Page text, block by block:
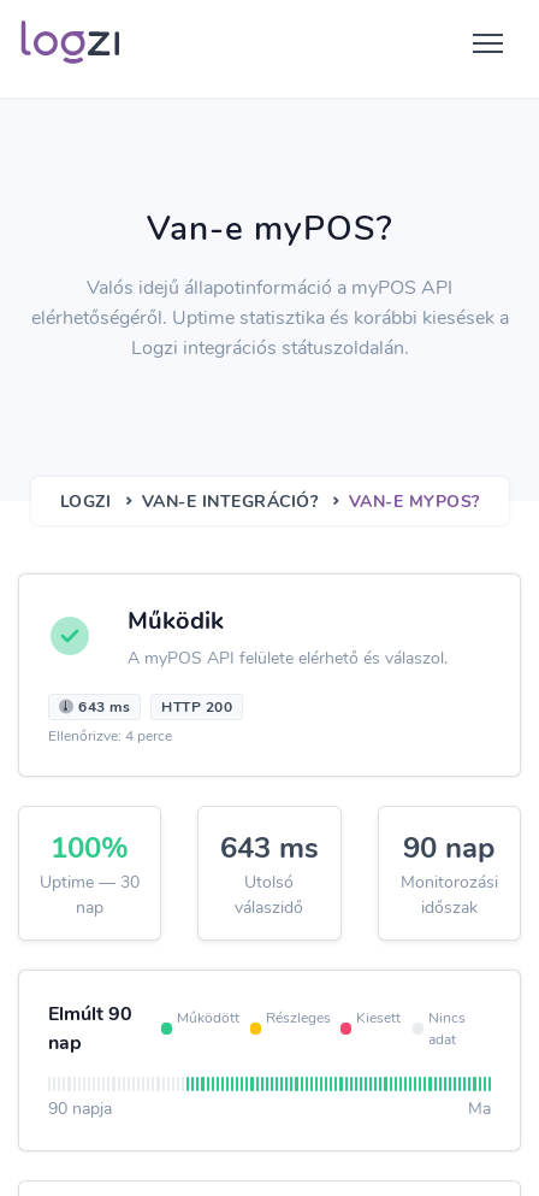
Van-e myPOS?
Valós idejű állapotinformáció a myPOS API
elérhetőségéről. Uptime statisztika és korábbi kiesések a
Logzi integrációs státuszoldalán.
LOGZI VAN-E INTEGRÁCIÓ? VAN-E MYPOS?
Működik
A myPOS API felülete elérhető és válaszol.
643 ms HTTP 200
Ellenőrizve: 4 perce
100%
Uptime — 30
nap
643 ms
Utolsó
válaszidő
90 nap
Monitorozási
időszak
Elmúlt 90
nap
Működött Részleges Kiesett
Nincs
adat
90 napja Ma